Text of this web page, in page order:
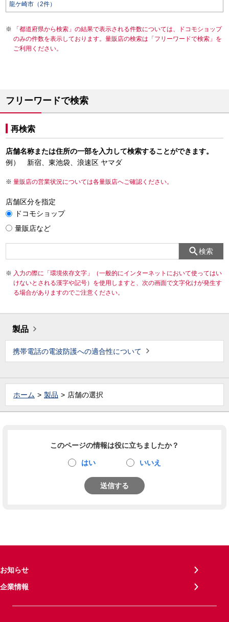
龍ケ崎市（2件）
「都道府県から検索」の結果で表示される件数については、ドコモショップ
のみの件数を表示しております。量販店の検索は「フリーワードで検索」を
ご利用ください。
フリーワードで検索
再検索
店舗名称または住所の一部を入力して検索することができます。
例） 新宿、東池袋、浪速区 ヤマダ
量販店の営業状況については各量販店へご確認ください。
店舗区分を指定
ドコモショップ
量販店など
検索
入力の際に「環境依存文字」（一般的にインターネットにおいて使ってはい
けないとされる漢字や記号）を使用しますと、次の画面で文字化けが発生す
る場合がありますのでご注意ください。
製品
携帯電話の電波防護への適合性について
ホーム 製品 店舗の選択
このページの情報は役に立ちましたか？
はい いいえ
送信する
お知らせ
企業情報